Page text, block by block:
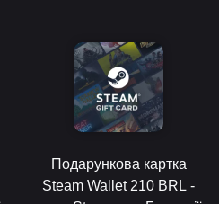
Подарункова картка
Steam Wallet 210 BRL -